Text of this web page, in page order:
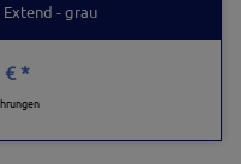
- grau
€ *